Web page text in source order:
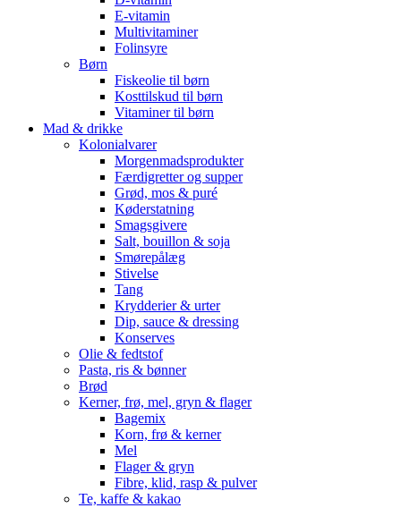
E-vitamin
Multivitaminer
Folinsyre
Børn
Fiskeolie til børn
Kosttilskud til børn
Vitaminer til børn
Mad & drikke
Kolonialvarer
Morgenmadsprodukter
Færdigretter og supper
Grød, mos & puré
Køderstatning
Smagsgivere
Salt, bouillon & soja
Smørepålæg
Stivelse
Tang
Krydderier & urter
Dip, sauce & dressing
Konserves
Olie & fedtstof
Pasta, ris & bønner
Brød
Kerner, frø, mel, gryn & flager
Bagemix
Korn, frø & kerner
Mel
Flager & gryn
Fibre, klid, rasp & pulver
Te, kaffe & kakao